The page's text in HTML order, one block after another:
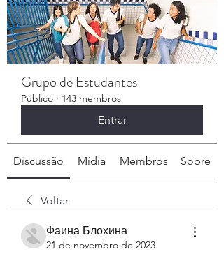
Grupo de Estudantes
Público · 143 membros
Entrar
Discussão Mídia Membros Sobre
Voltar
Фаина Блохина
21 de novembro de 2023